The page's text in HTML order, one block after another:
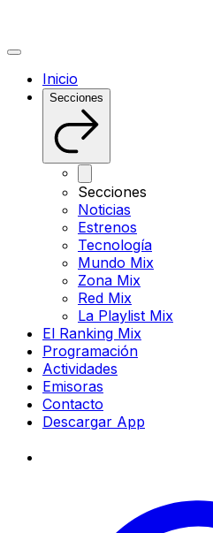
Inicio
Secciones
Secciones
Noticias
Estrenos
Tecnología
Mundo Mix
Zona Mix
Red Mix
La Playlist Mix
El Ranking Mix
Programación
Actividades
Emisoras
Contacto
Descargar App